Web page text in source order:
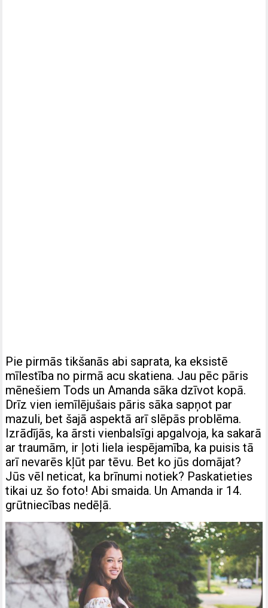
Pie pirmās tikšanās abi saprata, ka eksistē
mīlestība no pirmā acu skatiena. Jau pēc pāris
mēnešiem Tods un Amanda sāka dzīvot kopā.
Drīz vien iemīlējušais pāris sāka sapņot par
mazuli, bet šajā aspektā arī slēpās problēma.
Izrādījās, ka ārsti vienbalsīgi apgalvoja, ka sakarā
ar traumām, ir ļoti liela iespējamība, ka puisis tā
arī nevarēs kļūt par tēvu. Bet ko jūs domājat?
Jūs vēl neticat, ka brīnumi notiek? Paskatieties
tikai uz šo foto! Abi smaida. Un Amanda ir 14.
grūtniecības nedēļā.